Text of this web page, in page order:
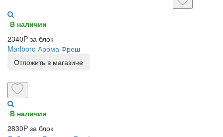
В наличии
2340P за блок
Marlboro Арома Фреш
Отложить в магазине
В наличии
2830P за блок